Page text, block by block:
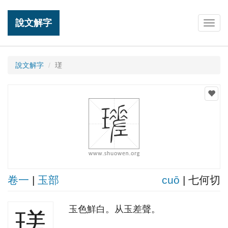
說文解字
說文解字 瑳
卷一 | 玉部 cuō | 七何切
玉色鮮白。从玉差聲。